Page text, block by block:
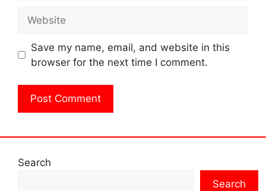
Save my name, email, and website in this
browser for the next time I comment.
Search
Search